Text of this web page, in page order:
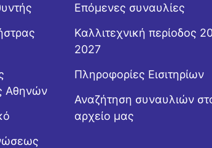
Αθηνών
Επόμενες συναυλίες
Καλλιτεχνική περίοδος
2027
Πληροφορίες Εισιτηρίων
Αναζήτηση συναυλιών
αρχείο μας